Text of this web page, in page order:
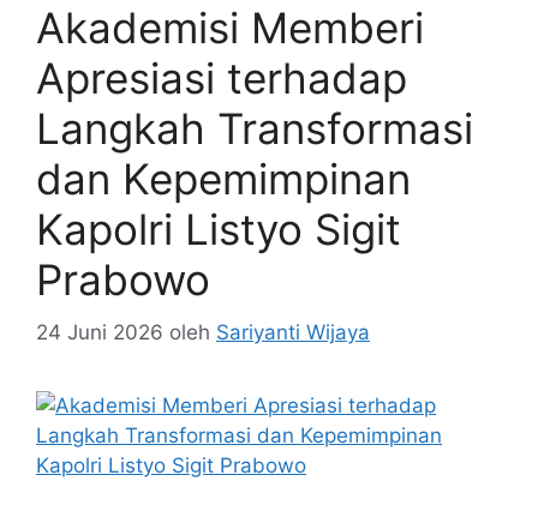
Akademisi Memberi
Apresiasi terhadap
Langkah Transformasi
dan Kepemimpinan
Kapolri Listyo Sigit
Prabowo
24 Juni 2026 oleh Sariyanti Wijaya